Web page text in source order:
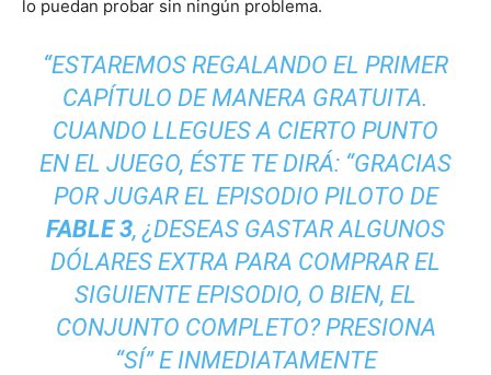
lo puedan probar sin ningún problema.
“ESTAREMOS REGALANDO EL PRIMER
CAPÍTULO DE MANERA GRATUITA.
CUANDO LLEGUES A CIERTO PUNTO
EN EL JUEGO, ÉSTE TE DIRÁ: “GRACIAS
POR JUGAR EL EPISODIO PILOTO DE
FABLE 3, ¿DESEAS GASTAR ALGUNOS
DÓLARES EXTRA PARA COMPRAR EL
SIGUIENTE EPISODIO, O BIEN, EL
CONJUNTO COMPLETO? PRESIONA
“SÍ” E INMEDIATAMENTE